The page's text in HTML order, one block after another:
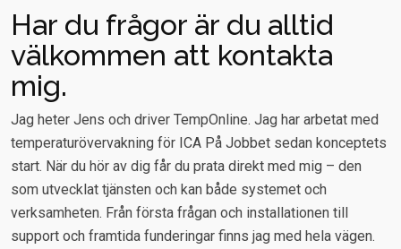
Har du frågor är du alltid
välkommen att kontakta
mig.
Jag heter Jens och driver TempOnline. Jag har arbetat med
temperaturövervakning för ICA På Jobbet sedan konceptets
start. När du hör av dig får du prata direkt med mig – den
som utvecklat tjänsten och kan både systemet och
verksamheten. Från första frågan och installationen till
support och framtida funderingar finns jag med hela vägen.